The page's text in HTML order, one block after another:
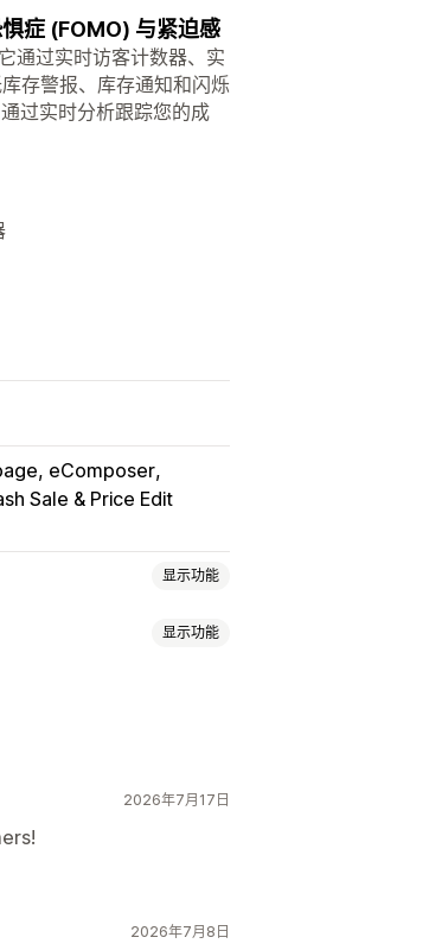
症 (FOMO) 与紧迫感
通过实时访客计数器、实
存警报、库存通知和闪烁
过实时分析跟踪您的成
eComposer
Sale & Price Edit
显示功能
显示功能
2026年7月17日
2026年7月8日